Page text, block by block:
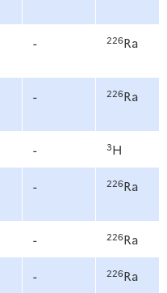
- 226Ra
- 226Ra
- 3H
- 226Ra
- 226Ra
- 226Ra